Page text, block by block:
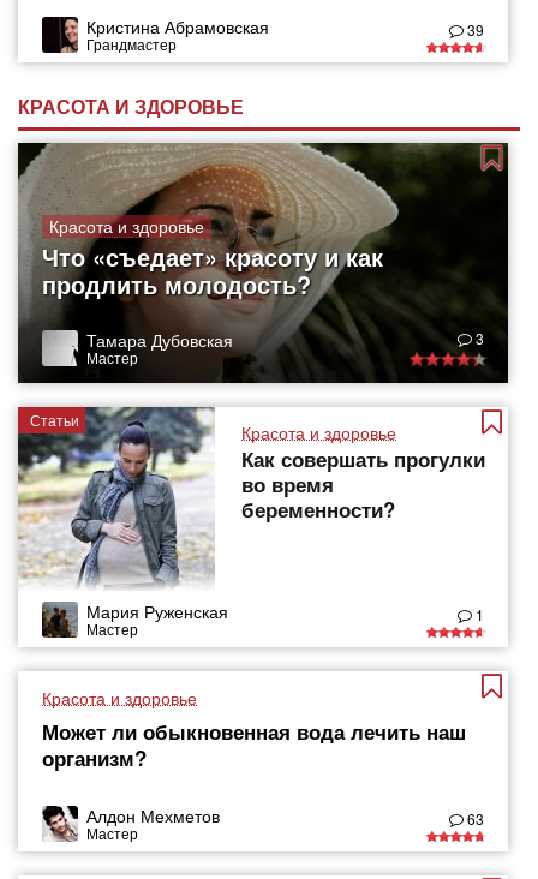
Кристина Абрамовская
Грандмастер
39
КРАСОТА И ЗДОРОВЬЕ
Красота и здоровье
Что «съедает» красоту и как
продлить молодость?
Тамара Дубовская
Мастер
3
Статьи
Красота и здоровье
Как совершать прогулки
во время
беременности?
Мария Руженская
Мастер
1
Красота и здоровье
Может ли обыкновенная вода лечить наш
организм?
Алдон Мехметов
Мастер
63